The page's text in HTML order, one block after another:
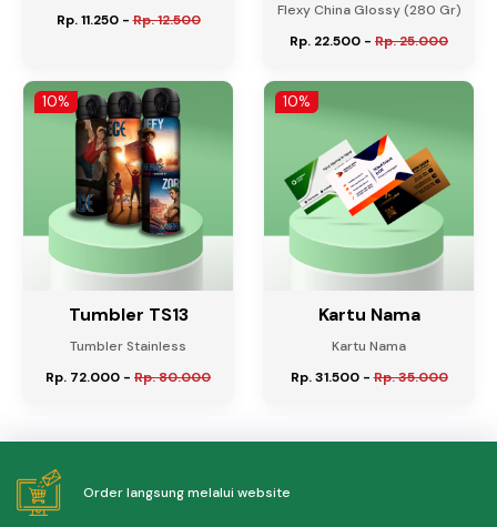
Rp. 11.250-Rp. 12.500
Flexy China Glossy (280 Gr)
Rp. 22.500 - Rp. 25.000
10%
Tumbler TS13
Tumbler Stainless
Rp. 72.000 - Rp. 80.000
10%
Kartu Nama
Kartu Nama
Rp. 31.500-Rp. 35.000
Order langsung melalui website